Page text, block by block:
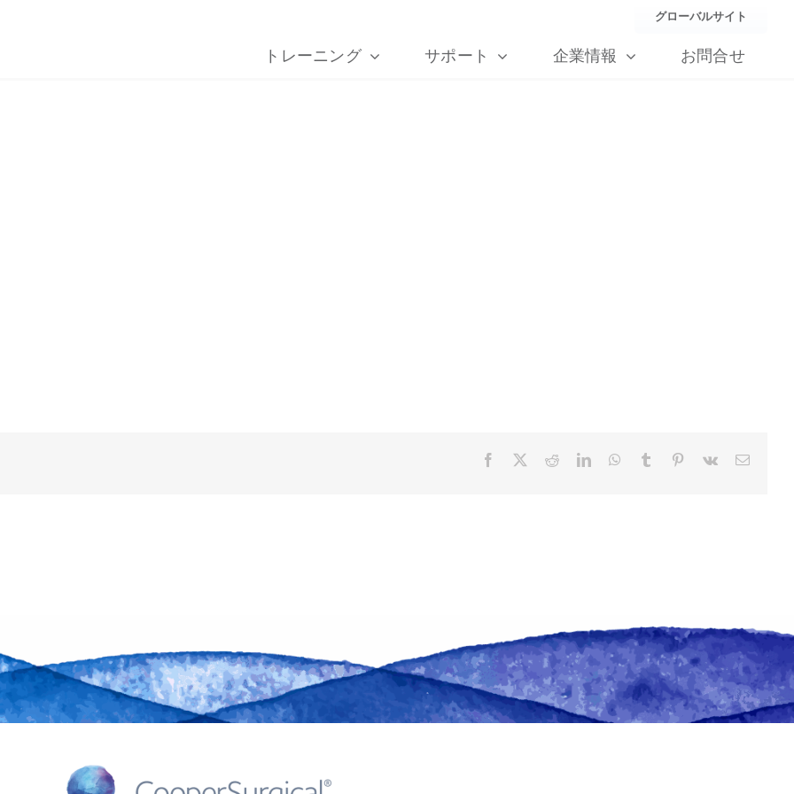
グローバルサイト
トレーニング サポート 企業情報 お問合せ
Facebook RedditLinkedInWhatsApp
Tumblr Pinterest
Vk Email